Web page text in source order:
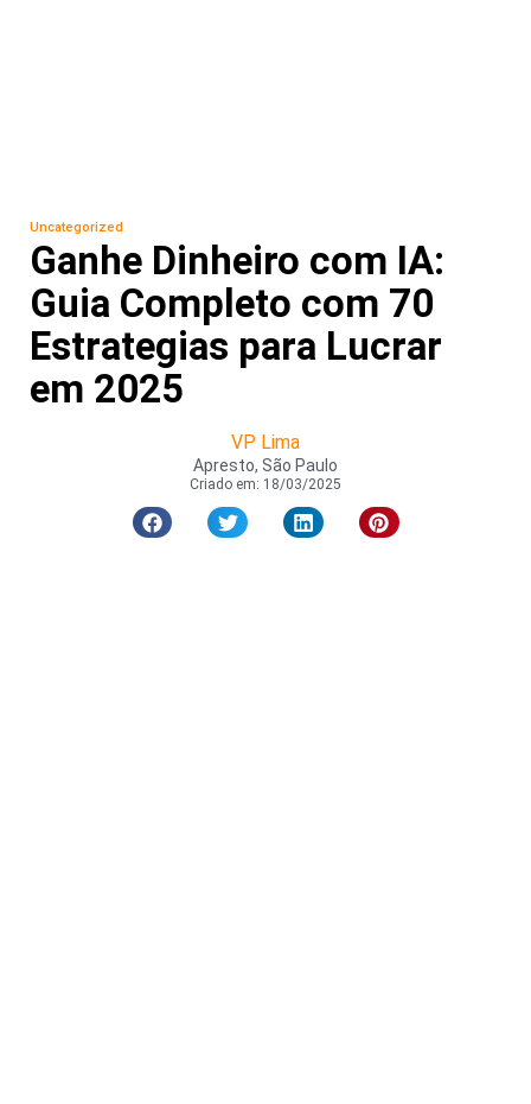
Uncategorized
Ganhe Dinheiro com IA:
Guia Completo com 70
Estrategias para Lucrar
em 2025
VP Lima
Apresto, São Paulo
Criado em: 18/03/2025